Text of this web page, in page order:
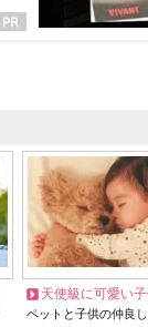
天使級に可愛い
ペットと子供の仲良